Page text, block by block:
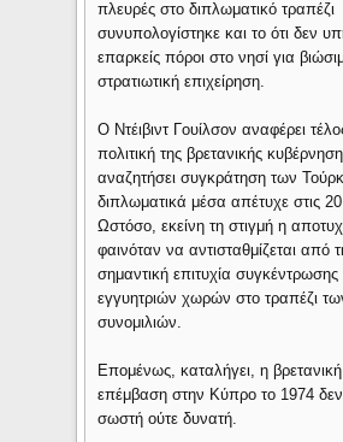
πλευρές στο διπλωματικό τραπέζι
συνυπολογίστηκε και το ότι δεν
επαρκείς πόροι στο νησί για
στρατιωτική επιχείρηση.
Ο Ντέιβιντ Γουίλσον αναφέρει
πολιτική της βρετανικής
αναζητήσει συγκράτηση των
διπλωματικά μέσα απέτυχε στις 20
Ωστόσο, εκείνη τη στιγμή η
φαινόταν να αντισταθμίζεται από
σημαντική επιτυχία
εγγυητριών χωρών στο τραπέζι
συνομιλιών.
Επομένως, καταλήγει, η βρετανική
επέμβαση στην Κύπρο το 1974
σωστή ούτε δυνατή.